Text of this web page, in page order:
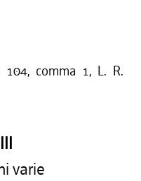
comma 1, L. R.
varie